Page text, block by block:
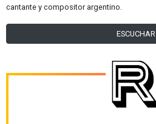
cantante y compositor argentino.
ESCUCHAR